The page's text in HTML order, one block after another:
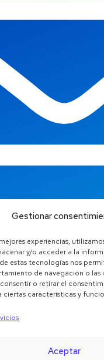
Gestionar
experiencias,
y/o acceder a la
estas tecnologías nos
de navegación o las
o retirar el
ciertas características y
Aceptar